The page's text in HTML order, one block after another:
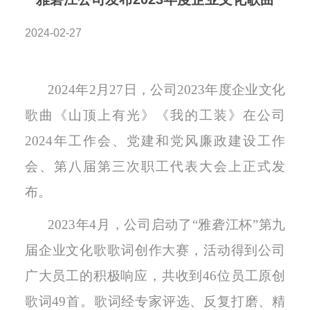
2024-02-27
2024年2月27日，公司2023年度企业文化
歌曲《山顶上有光》《我的工装》在公司
2024年工作会、党建和党风廉政建设工作
会、第八届第三次职工代表大会上正式发
布。
2023年4月，公司启动了“雅砻江杯”第九
届企业文化歌歌词创作大赛，活动得到公司
广大员工的积极响应，共收到46位员工原创
歌词49首。歌词经专家评选、反复打磨、精